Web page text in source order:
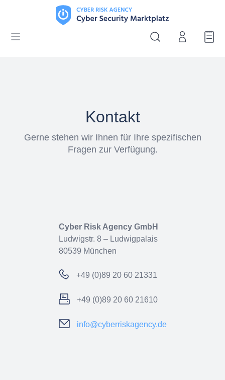
Kontakt
Gerne stehen wir Ihnen für Ihre spezifischen
Fragen zur Verfügung.
Cyber Risk Agency GmbH
Ludwigstr. 8 – Ludwigpalais
80539 München
+49 (0)89 20 60 21331
+49 (0)89 20 60 21610
info@cyberriskagency.de